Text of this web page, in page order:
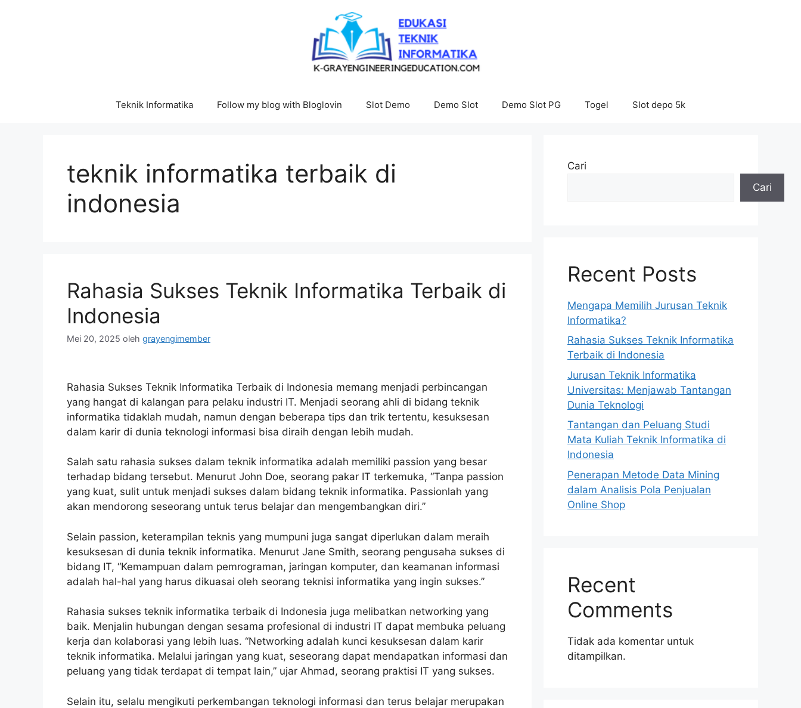
Teknik Informatika Follow my blog with Bloglovin Slot Demo Demo Slot Demo Slot PG Togel Slot depo 5k
teknik informatika terbaik di
indonesia
Rahasia Sukses Teknik Informatika Terbaik di
Indonesia
Mei 20, 2025 oleh grayengimember
Rahasia Sukses Teknik Informatika Terbaik di Indonesia memang menjadi perbincangan
yang hangat di kalangan para pelaku industri IT. Menjadi seorang ahli di bidang teknik
informatika tidaklah mudah, namun dengan beberapa tips dan trik tertentu, kesuksesan
dalam karir di dunia teknologi informasi bisa diraih dengan lebih mudah.
Salah satu rahasia sukses dalam teknik informatika adalah memiliki passion yang besar
terhadap bidang tersebut. Menurut John Doe, seorang pakar IT terkemuka, “Tanpa passion
yang kuat, sulit untuk menjadi sukses dalam bidang teknik informatika. Passionlah yang
akan mendorong seseorang untuk terus belajar dan mengembangkan diri.”
Selain passion, keterampilan teknis yang mumpuni juga sangat diperlukan dalam meraih
kesuksesan di dunia teknik informatika. Menurut Jane Smith, seorang pengusaha sukses di
bidang IT, “Kemampuan dalam pemrograman, jaringan komputer, dan keamanan informasi
adalah hal-hal yang harus dikuasai oleh seorang teknisi informatika yang ingin sukses.”
Rahasia sukses teknik informatika terbaik di Indonesia juga melibatkan networking yang
baik. Menjalin hubungan dengan sesama profesional di industri IT dapat membuka peluang
kerja dan kolaborasi yang lebih luas. “Networking adalah kunci kesuksesan dalam karir
teknik informatika. Melalui jaringan yang kuat, seseorang dapat mendapatkan informasi dan
peluang yang tidak terdapat di tempat lain,” ujar Ahmad, seorang praktisi IT yang sukses.
Selain itu, selalu mengikuti perkembangan teknologi informasi dan terus belajar merupakan
Cari
Cari
Recent Posts
Mengapa Memilih Jurusan Teknik
Informatika?
Rahasia Sukses Teknik Informatika
Terbaik di Indonesia
Jurusan Teknik Informatika
Universitas: Menjawab Tantangan
Dunia Teknologi
Tantangan dan Peluang Studi
Mata Kuliah Teknik Informatika di
Indonesia
Penerapan Metode Data Mining
dalam Analisis Pola Penjualan
Online Shop
Recent
Comments
Tidak ada komentar untuk
ditampilkan.